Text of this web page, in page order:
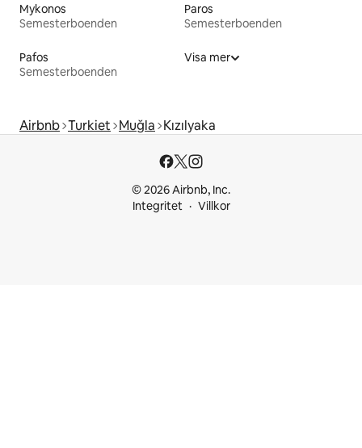
Mykonos
Semesterboenden
Paros
Semesterboenden
Pafos
Semesterboenden
Visa mer
Airbnb Turkiet Muğla Kızılyaka
© 2026 Airbnb, Inc.
Integritet
Villkor